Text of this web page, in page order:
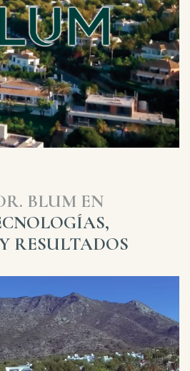
BLUM EN
RESULTADOS